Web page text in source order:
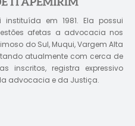
em 1981. Ela possui
afetas a advocacia nos
do Sul, Muqui, Vargem Alta
atualmente com cerca de
inscritos, registra expressivo
advocacia e da Justiça.